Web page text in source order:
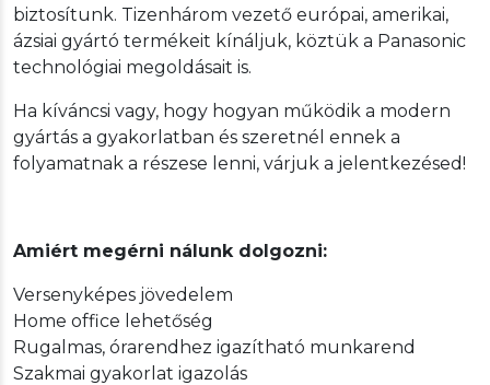
biztosítunk. Tizenhárom vezető európai, amerikai,
ázsiai gyártó termékeit kínáljuk, köztük a Panasonic
technológiai megoldásait is.
Ha kíváncsi vagy, hogy hogyan működik a modern
gyártás a gyakorlatban és szeretnél ennek a
folyamatnak a részese lenni, várjuk a jelentkezésed!
Amiért megérni nálunk dolgozni:
Versenyképes jövedelem
Home office lehetőség
Rugalmas, órarendhez igazítható munkarend
Szakmai gyakorlat igazolás